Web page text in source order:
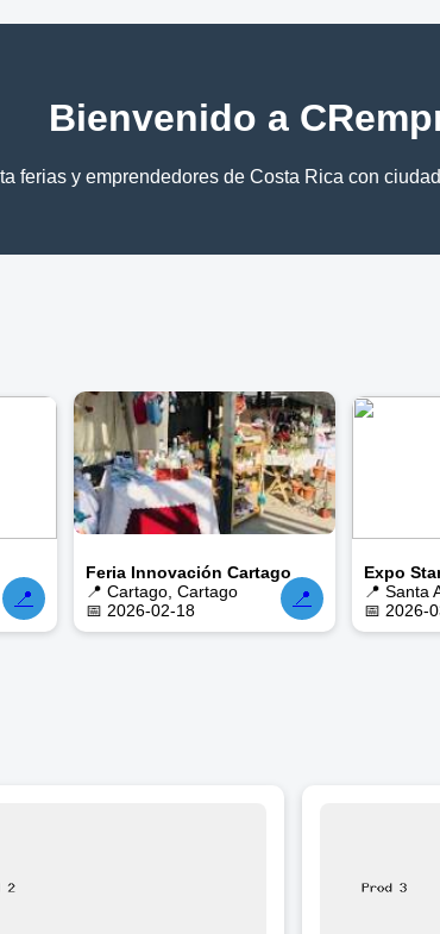
Bienvenido a
ferias y emprendedores de Costa Rica con
📍
Feria Innovación Cartago
📍 Cartago, Cartago
📅 2026-02-18
📍
Expo
📍 Santa
📅 2026-